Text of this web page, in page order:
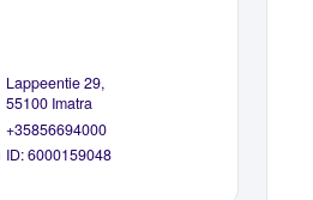
Lappeentie 29,
55100 Imatra
+35856694000
ID: 6000159048